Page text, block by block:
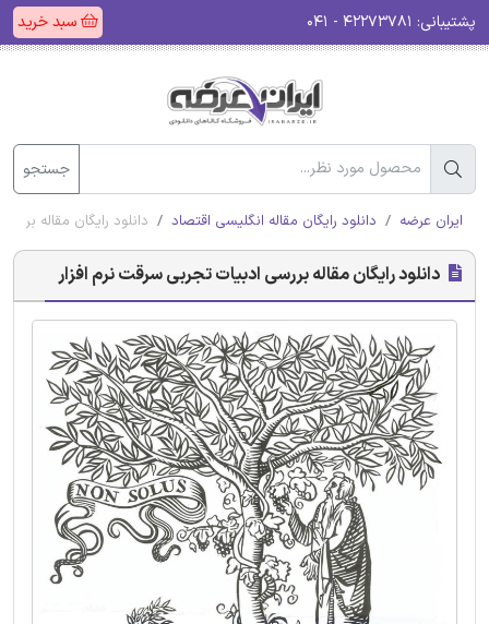
پشتیبانی: سبد خرید
جستجو
ایران عرضه دانلود رایگان مقاله انگلیسی اقتصاد دانلود رایگان مقاله
دانلود رایگان مقاله بررسی ادبیات تجربی سرقت نرم افزار